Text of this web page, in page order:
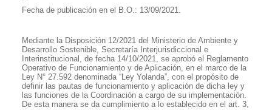
Fecha de publicación en el B.O.: 13/09/2021.
Mediante la Disposición 12/2021 del Ministerio de Ambiente y
Desarrollo Sostenible, Secretaría Interjurisdiccional e
Interinstitucional, de fecha 14/10/2021, se aprobó el Reglamento
Operativo de Funcionamiento y de Aplicación, en el marco de la
Ley N° 27.592 denominada “Ley Yolanda”, con el propósito de
definir las pautas de funcionamiento y aplicación de dicha ley y
las funciones de la Coordinación a cargo de su implementación.
De esta manera se da cumplimiento a lo establecido en el art. 3,